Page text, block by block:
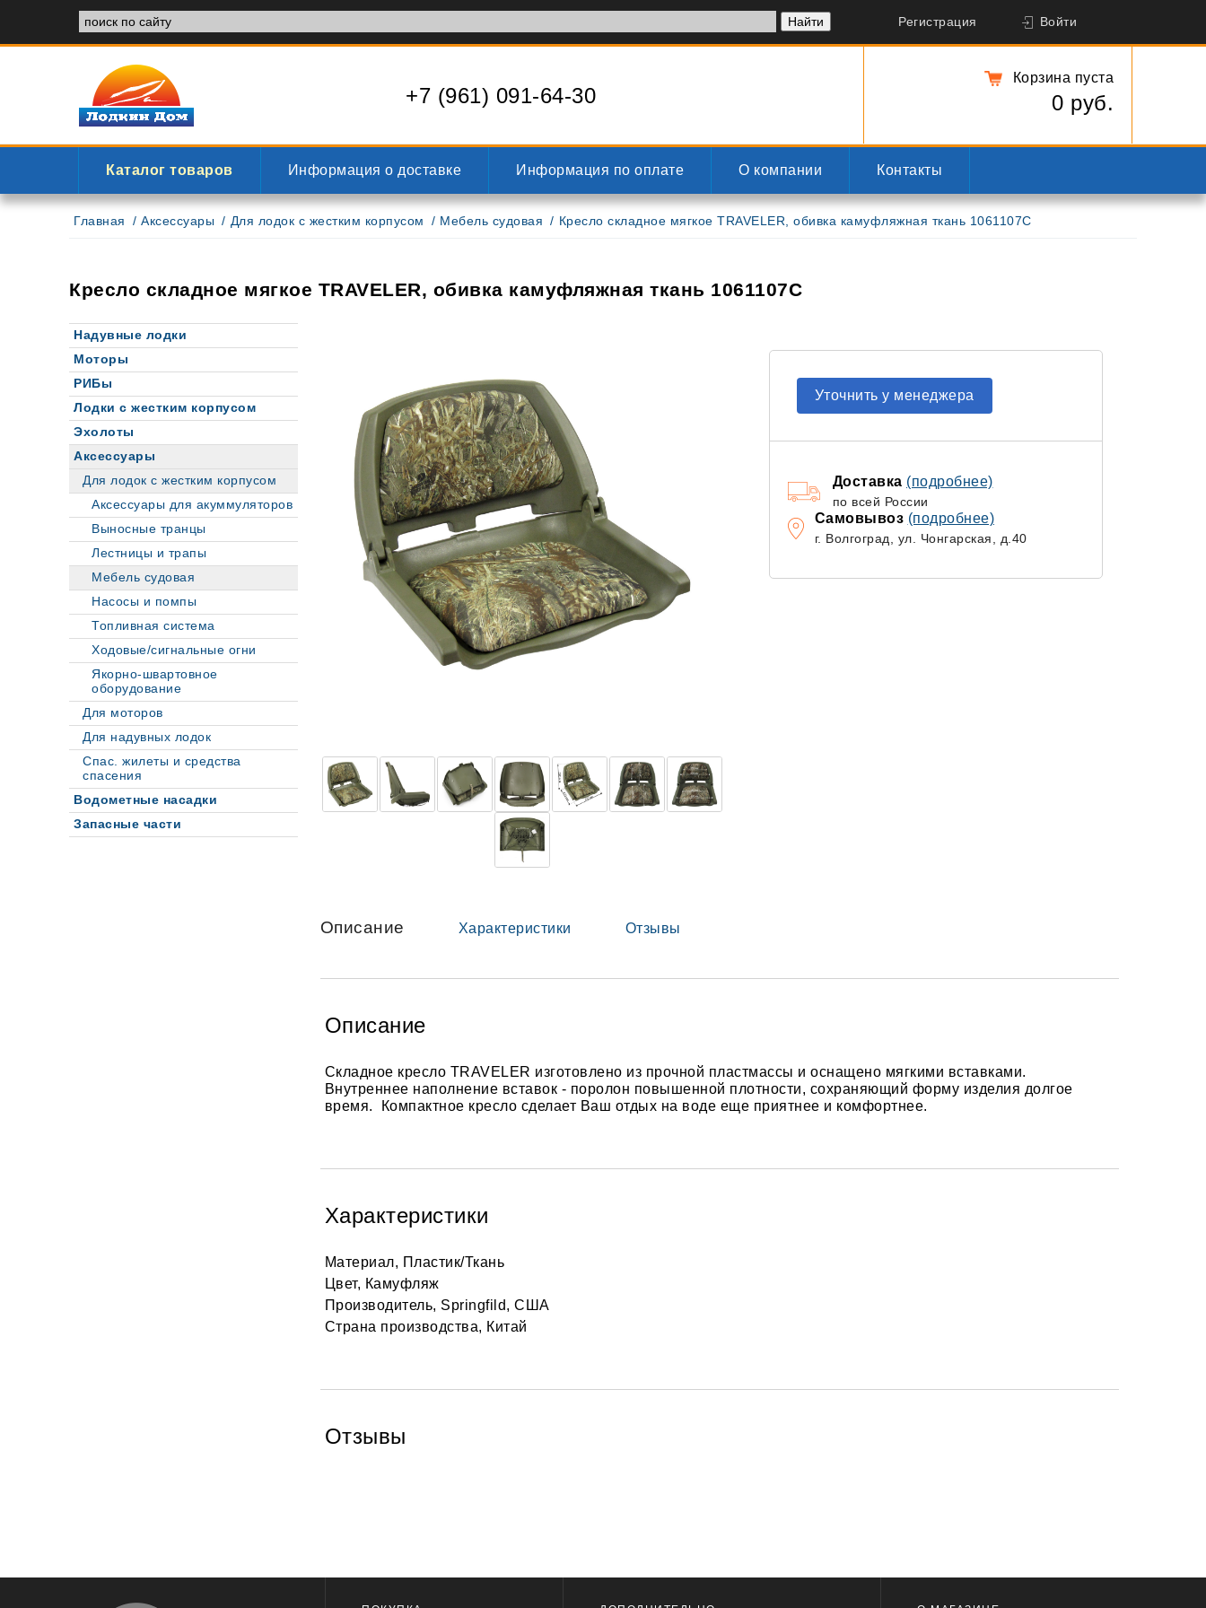
Регистрация Войти
+7 (961) 091-64-30
Корзина пуста
0 руб.
Каталог товаров Информация о доставке Информация по оплате О компании Контакты
Главная Аксессуары Для лодок с жестким корпусом Мебель судовая Кресло складное мягкое TRAVELER, обивка камуфляжная ткань 1061107C
Кресло складное мягкое TRAVELER, обивка камуфляжная ткань 1061107C
Надувные лодки
Моторы
РИБы
Лодки с жестким корпусом
Эхолоты
Аксессуары
Для лодок с жестким корпусом
Аксессуары для акуммуляторов
Выносные транцы
Лестницы и трапы
Мебель судовая
Насосы и помпы
Топливная система
Ходовые/сигнальные огни
Якорно-швартовное
оборудование
Для моторов
Для надувных лодок
Спас. жилеты и средства
спасения
Водометные насадки
Запасные части
Уточнить у менеджера
Доставка (подробнее)
по всей России
Самовывоз (подробнее)
г. Волгоград, ул. Чонгарская, д.40
Описание Характеристики Отзывы
Описание
Складное кресло TRAVELER изготовлено из прочной пластмассы и оснащено мягкими вставками.
Внутреннее наполнение вставок - поролон повышенной плотности, сохраняющий форму изделия долгое
время.
Компактное кресло сделает Ваш отдых на воде еще приятнее и комфортнее.
Характеристики
Материал, Пластик/Ткань
Цвет, Камуфляж
Производитель, Springfild, США
Страна производства, Китай
Отзывы